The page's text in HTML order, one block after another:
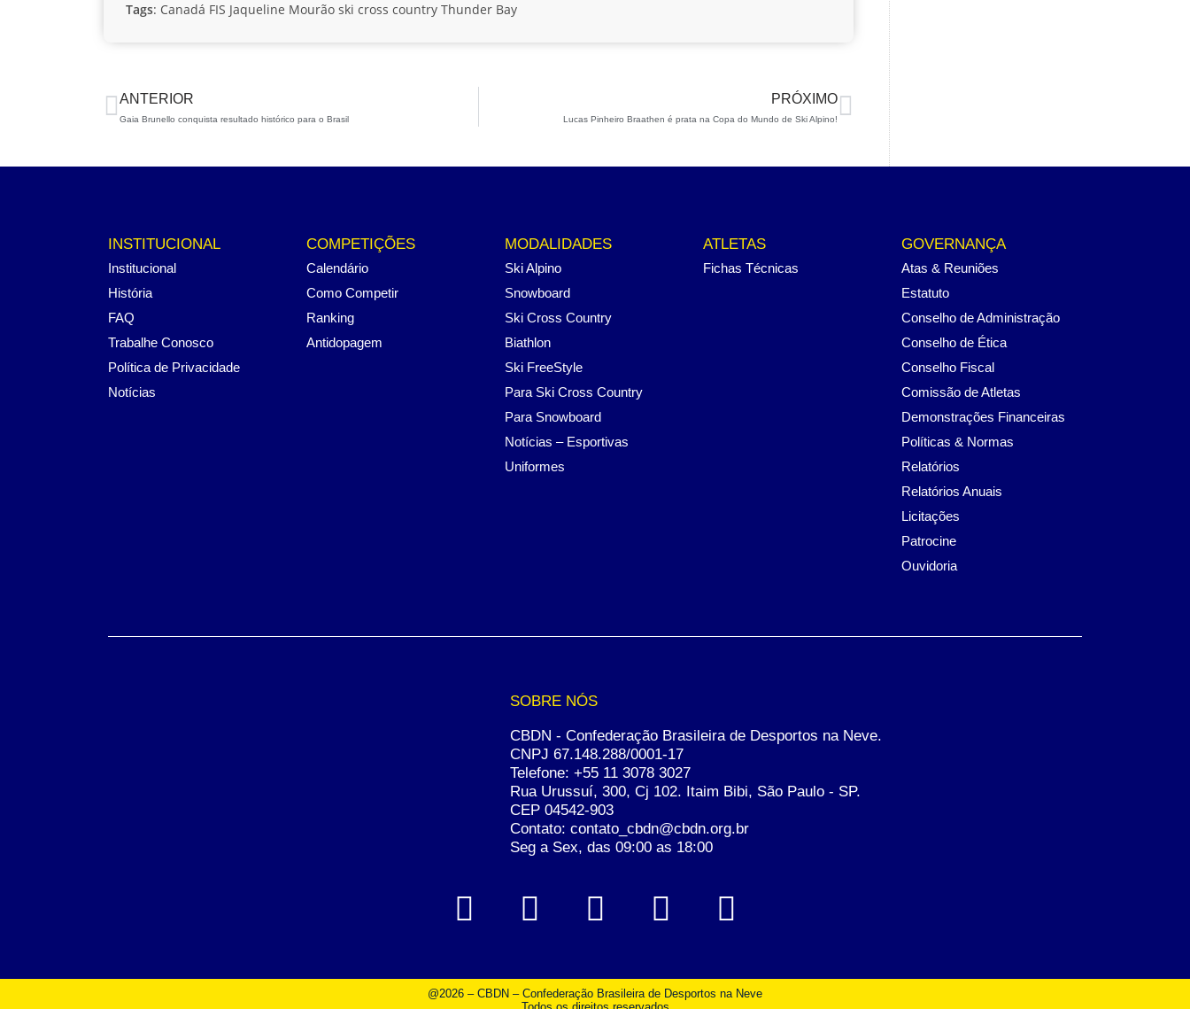
Tags: Canadá FIS Jaqueline Mourão ski cross country Thunder Bay
ANTERIOR
Gaia Brunello conquista resultado histórico para o Brasil
PRÓXIMO
Lucas Pinheiro Braathen é prata na Copa do Mundo de Ski Alpino!
INSTITUCIONAL
Institucional
História
FAQ
Trabalhe Conosco
Política de Privacidade
Notícias
COMPETIÇÕES
Calendário
Como Competir
Ranking
Antidopagem
MODALIDADES
Ski Alpino
Snowboard
Ski Cross Country
Biathlon
Ski FreeStyle
Para Ski Cross Country
Para Snowboard
Notícias – Esportivas
Uniformes
ATLETAS
Fichas Técnicas
GOVERNANÇA
Atas & Reuniões
Estatuto
Conselho de Administração
Conselho de Ética
Conselho Fiscal
Comissão de Atletas
Demonstrações Financeiras
Políticas & Normas
Relatórios
Relatórios Anuais
Licitações
Patrocine
Ouvidoria
SOBRE NÓS
CBDN - Confederação Brasileira de Desportos na Neve.
CNPJ 67.148.288/0001-17
Telefone: +55 11 3078 3027
Rua Urussuí, 300, Cj 102. Itaim Bibi, São Paulo - SP.
CEP 04542-903
Contato: contato_cbdn@cbdn.org.br
Seg a Sex, das 09:00 as 18:00
@2026 – CBDN – Confederação Brasileira de Desportos na Neve